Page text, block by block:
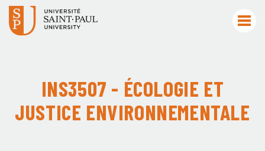
INS3507 - ÉCOLOGIE ET
JUSTICE ENVIRONNEMENTALE